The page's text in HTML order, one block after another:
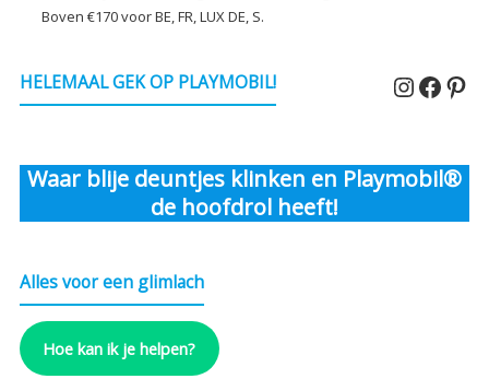
Boven €170 voor BE, FR, LUX DE, S.
HELEMAAL GEK OP PLAYMOBIL!
Waar blije deuntjes klinken en Playmobil®
de hoofdrol heeft!
Alles voor een glimlach
Hoe kan ik je helpen?